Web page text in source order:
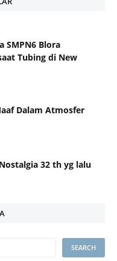
SMPN6 Blora
Tubing di New
Dalam Atmosfer
32 th yg lalu